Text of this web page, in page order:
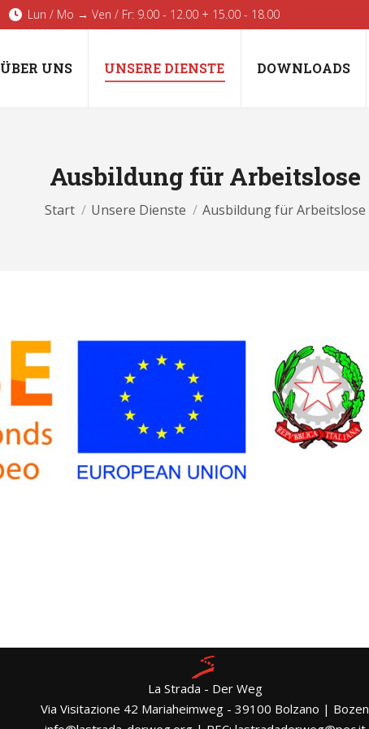
Lun / Mo → Ven / Fr: 9.00 - 12.00 + 15.00 - 18.00
ÜBER UNS UNSERE DIENSTE DOWNLOADS
Ausbildung für Arbeitslose
Sie befinden sich hier:
Start Unsere Dienste Ausbildung für Arbeitslose
La Strada - Der Weg
Via Visitazione 42 Mariaheimweg - 39100 Bolzano | Bozen